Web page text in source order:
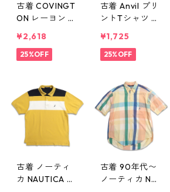
古着 COVINGT
ON レーヨン 半
ック ベージュ
表記：L gd40
¥2,618
25%OFF
古着 Anvil プリ
ントTシャツ 杢
L gd406105n
w50530
¥1,725
25%OFF
古着 ノーティ
カ NAUTICA 半
古着 90年代〜
ノーティカ NA